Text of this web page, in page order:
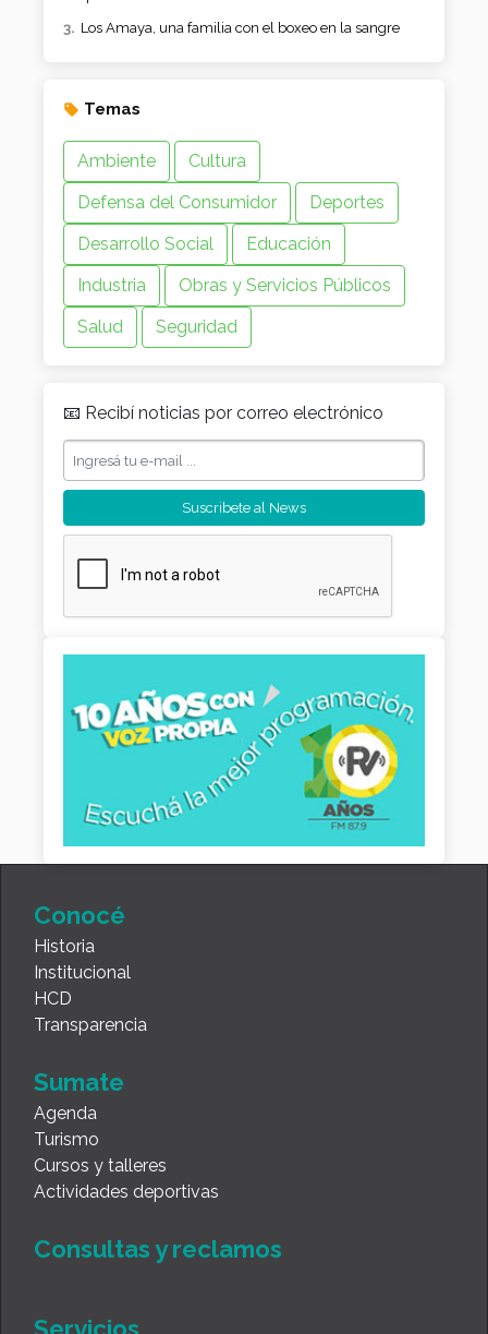
Los Amaya, una familia con el boxeo en la sangre
Temas
Ambiente
Cultura
Defensa del Consumidor
Deportes
Desarrollo Social
Educación
Industria
Obras y Servicios Públicos
Salud
Seguridad
📧 Recibí noticias por correo electrónico
Conocé
Historia
Institucional
HCD
Transparencia
Sumate
Agenda
Turismo
Cursos y talleres
Actividades deportivas
Consultas y reclamos
Servicios